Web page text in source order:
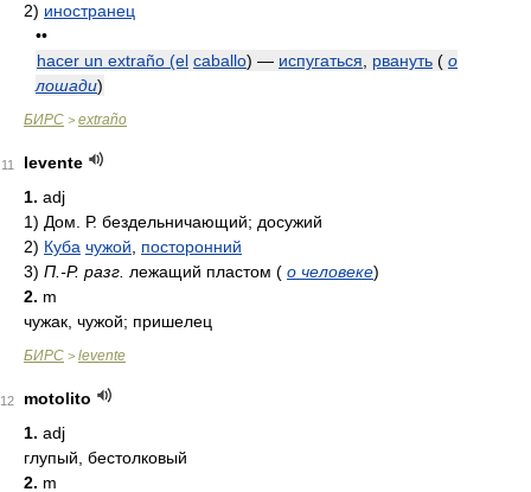
2) иностранец
••
hacer un extraño (el caballo) — испугаться рвануть ( о
лошади)
БИРС > extraño
11
levente
1. adj
1) Дом. Р. бездельничающий; досужий
2) Куба чужой
посторонний
3) П.-Р. разг. лежащий пластом ( о человеке)
2. m
чужак, чужой; пришелец
БИРС > levente
12
motolito
1. adj
глупый, бестолковый
2. m